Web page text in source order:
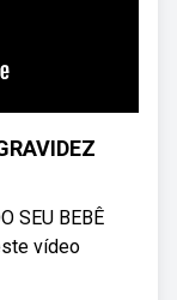
SEU BEBÊ
vídeo